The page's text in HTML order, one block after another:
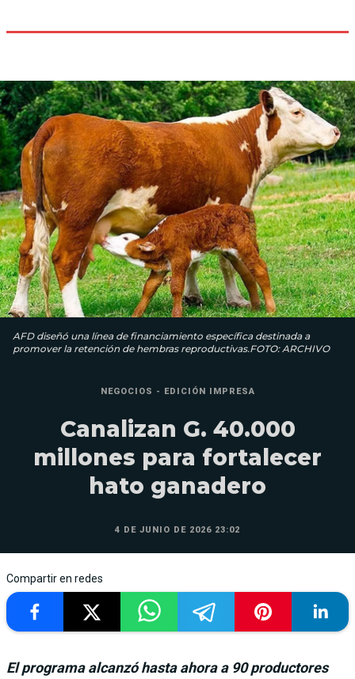
AFD diseñó una línea de financiamiento específica destinada a
promover la retención de hembras reproductivas.FOTO: ARCHIVO
NEGOCIOS - EDICIÓN IMPRESA
Canalizan G. 40.000
millones para fortalecer
hato ganadero
4 DE JUNIO DE 2026 23:02
Compartir en redes
El programa alcanzó hasta ahora a 90 productores